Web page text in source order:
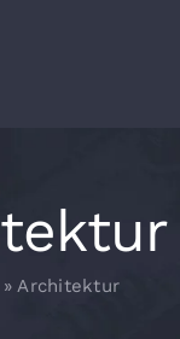
» Architektur